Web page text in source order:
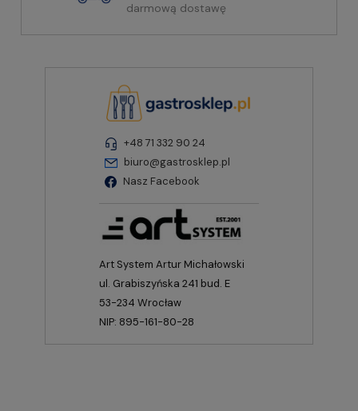
darmową dostawę
+48 71 332 90 24
biuro@gastrosklep.pl
Nasz Facebook
Art System Artur Michałowski
ul. Grabiszyńska 241 bud. E
53-234 Wrocław
NIP: 895-161-80-28